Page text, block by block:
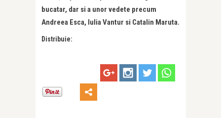
bucatar, dar si a unor vedete precum
Andreea Esca, Iulia Vantur si Catalin Maruta.
Distribuie: